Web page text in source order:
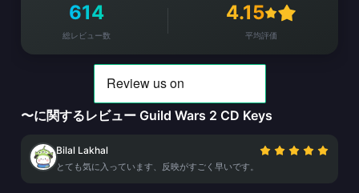
614
総レビュー数
4.15
平均評価
〜に関するレビュー Guild Wars 2 CD Keys
Bilal Lakhal
とても気に入っています、反映がすごく早いです。